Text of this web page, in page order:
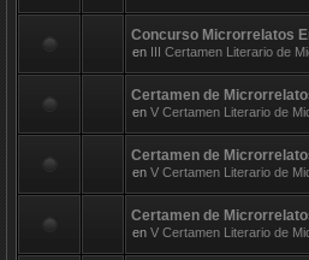
Concurso Microrrelatos
en III Certamen Literario de
Certamen de
en V Certamen Literario de
Certamen de
en V Certamen Literario de
Certamen de
en V Certamen Literario de